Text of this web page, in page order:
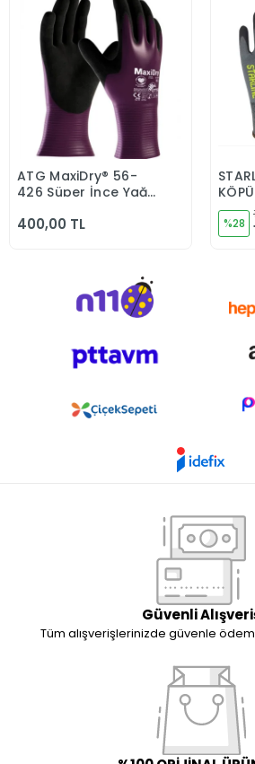
Sepete Ekle
ATG MaxiDry® 56-
426 Süper İnce Yağ
Kimyasal Dayanımlı
400,00 TL %28
Güvenli
Tüm alışverişlerinizde güvenle